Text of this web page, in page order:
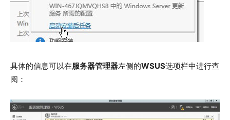
具体的信息可以在服务器管理器左侧的WSUS选项栏中进行查
阅：